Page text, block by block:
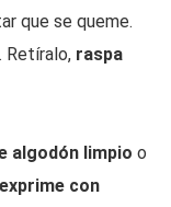
que se queme.
Retíralo, raspa
algodón limpio o
exprime con